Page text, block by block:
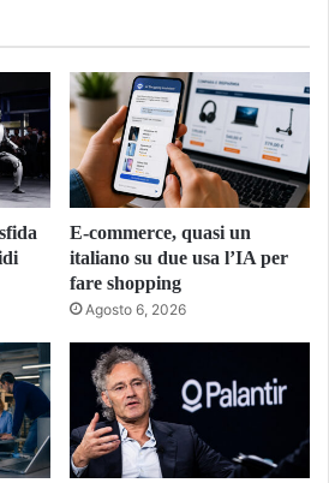
E-commerce, quasi un
italiano su due usa l’IA per
fare shopping
Agosto 6, 2026